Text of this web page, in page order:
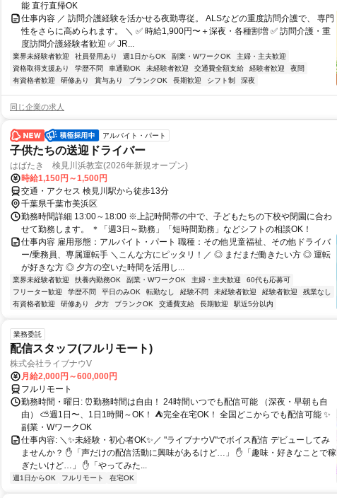
能 直行直帰OK
仕事内容 ／ 訪問介護経験を活かせる夜勤専従。 ALSなどの重度訪問介護で、 専門
性をさらに高められます。 ＼ ✅ 時給1,900円〜＋深夜・各種割増 ✅ 訪問介護・重
度訪問介護経験者歓迎 ✅ JR...
業界未経験者歓迎 社員登用あり 週1日からOK 副業・WワークOK
主婦・主夫歓迎
資格取得支援あり
学歴不問 車通勤OK 未経験者歓迎 交通費全額支給 経験者歓迎
夜間
有資格者歓迎
研修あり 賞与あり ブランクOK 長期歓迎 シフト制 深夜
同じ企業の求人
アルバイト・パート
子供たちの送迎ドライバー
はばたき 検見川浜教室(2026年新規オープン)
時給1,150円～1,500円
交通・アクセス 検見川駅から徒歩13分
千葉県千葉市美浜区
勤務時間詳細 13:00～18:00 ※上記時間帯の中で、子どもたちの下校や閉園に合わ
せて勤務します。 ＊「週3日～勤務」「短時間勤務」などシフトの相談OK！
仕事内容 雇用形態：アルバイト・パート 職種：その他児童福祉、その他ドライバ
ー/乗務員、専属運転手 ＼こんな方にピッタリ！／ ◎ まだまだ働きたい方 ◎ 運転
が好きな方 ◎ 夕方の空いた時間を活用し...
業界未経験者歓迎 扶養内勤務OK 副業・WワークOK 主婦・主夫歓迎
60代も応募可
フリーター歓迎
学歴不問 平日のみOK 転勤なし 経験不問 未経験者歓迎 経験者歓迎
残業なし
有資格者歓迎
研修あり 夕方 ブランクOK 交通費支給 長期歓迎 駅近5分以内
業務委託
配信スタッフ(フルリモート)
株式会社ライブナウV
月給2,000円～600,000円
フルリモート
勤務時間・曜日: ⏰勤務時間は自由！ 24時間いつでも配信可能 （深夜・早朝も自
由） ⛅週1日〜、1日1時間～OK！ ⛺完全在宅OK！ 全国どこからでも配信可能 ✨
副業・WワークOK
仕事内容: ＼✨未経験・初心者OK✨／ "ライブナウV"でボイス配信 デビューしてみ
ませんか？ ✋「声だけの配信活動に興味があるけど…」 ✋「趣味・好きなことで稼
ぎたいけど…」 ✋「やってみた...
週1日からOK フルリモート 在宅OK